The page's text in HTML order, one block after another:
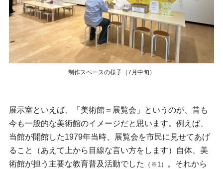
制作スペースの様子（7月中旬）
展示室といえば、「美術館＝展覧会」というのが、昔も
今も一般的な美術館のイメージだと思います。例えば、
当館が開館した1979年当時、展覧会を市民に見せてあげ
ること（あえて上から目線な言い方をします）自体、美
術館が担う主要な教育普及活動でした
（※1） 。それから